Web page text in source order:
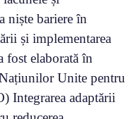
niște bariere în
și implementarea
fost elaborată în
Unite pentru
Integrarea adaptării